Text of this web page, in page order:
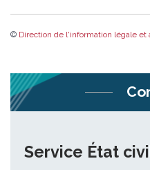
© Direction de l'information légale et
Service État